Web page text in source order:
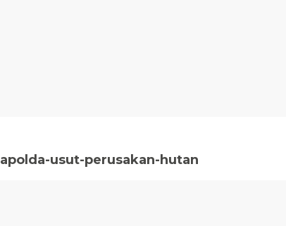
usut-perusakan-hutan